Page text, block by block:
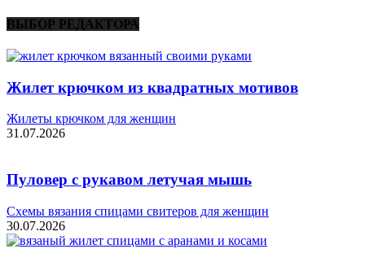
ВЫБОР РЕДАКТОРА
Жилет крючком из квадратных мотивов
Жилеты крючком для женщин
31.07.2026
Пуловер с рукавом летучая мышь
Схемы вязания спицами свитеров для женщин
30.07.2026